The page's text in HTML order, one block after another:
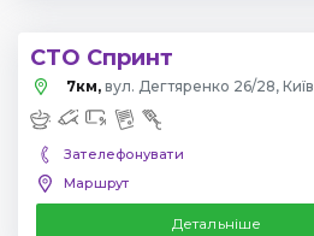
СТО Спринт
7км, вул. Дегтяренко 26/28, Київ
Зателефонувати
Маршрут
Детальніше